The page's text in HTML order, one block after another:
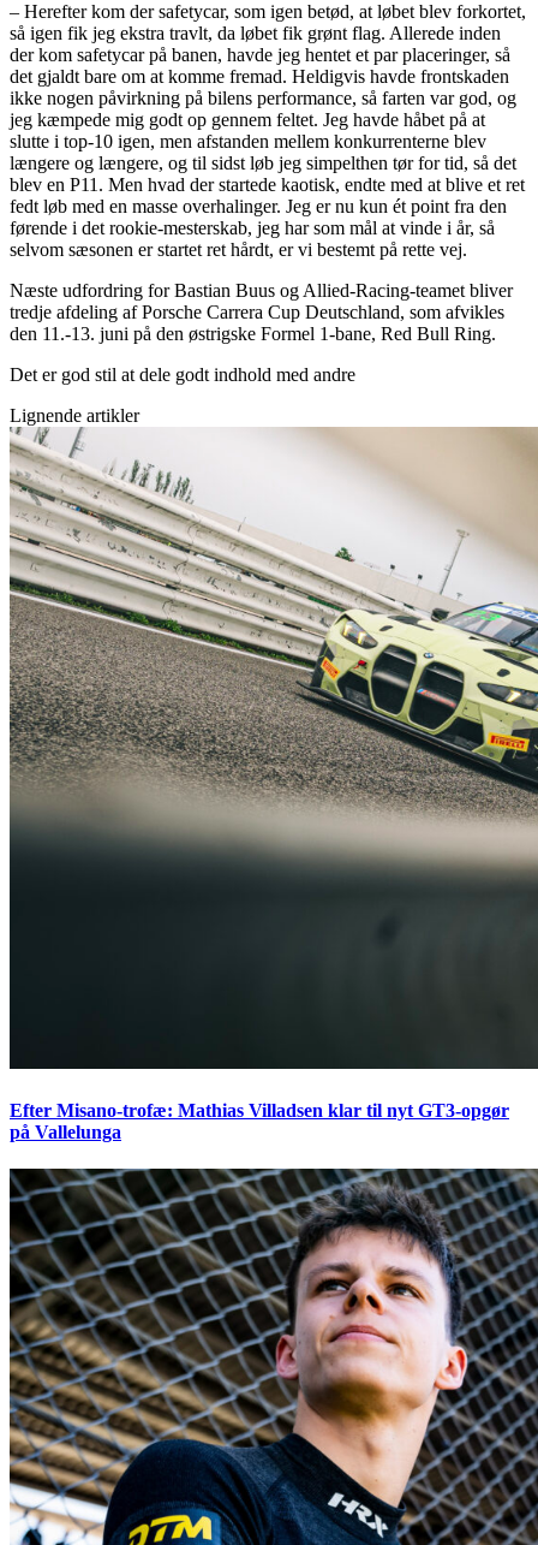
– Herefter kom der safetycar, som igen betød, at løbet blev forkortet,
så igen fik jeg ekstra travlt, da løbet fik grønt flag. Allerede inden
der kom safetycar på banen, havde jeg hentet et par placeringer, så
det gjaldt bare om at komme fremad. Heldigvis havde frontskaden
ikke nogen påvirkning på bilens performance, så farten var god, og
jeg kæmpede mig godt op gennem feltet. Jeg havde håbet på at
slutte i top-10 igen, men afstanden mellem konkurrenterne blev
længere og længere, og til sidst løb jeg simpelthen tør for tid, så det
blev en P11. Men hvad der startede kaotisk, endte med at blive et ret
fedt løb med en masse overhalinger. Jeg er nu kun ét point fra den
førende i det rookie-mesterskab, jeg har som mål at vinde i år, så
selvom sæsonen er startet ret hårdt, er vi bestemt på rette vej.
Næste udfordring for Bastian Buus og Allied-Racing-teamet bliver
tredje afdeling af Porsche Carrera Cup Deutschland, som afvikles
den 11.-13. juni på den østrigske Formel 1-bane, Red Bull Ring.
Det er god stil at dele godt indhold med andre
Lignende artikler
Efter Misano-trofæ: Mathias Villadsen klar til nyt GT3-opgør
på Vallelunga